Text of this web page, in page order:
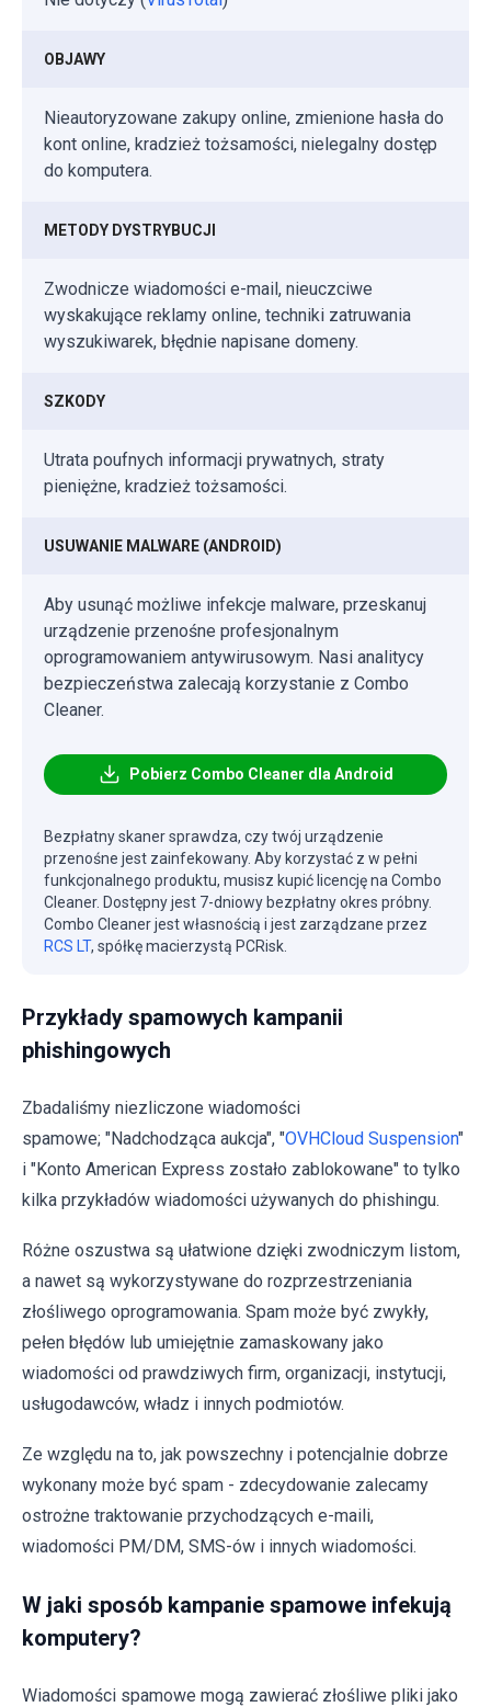
OBJAWY
Nieautoryzowane zakupy online, zmienione hasła do
kont online, kradzież tożsamości, nielegalny dostęp
do komputera.
METODY DYSTRYBUCJI
Zwodnicze wiadomości e-mail, nieuczciwe
wyskakujące reklamy online, techniki zatruwania
wyszukiwarek, błędnie napisane domeny.
SZKODY
Utrata poufnych informacji prywatnych, straty
pieniężne, kradzież tożsamości.
USUWANIE MALWARE (ANDROID)
Aby usunąć możliwe infekcje malware, przeskanuj
urządzenie przenośne profesjonalnym
oprogramowaniem antywirusowym. Nasi analitycy
bezpieczeństwa zalecają korzystanie z Combo
Cleaner.
Pobierz Combo Cleaner dla Android
Bezpłatny skaner sprawdza, czy twój urządzenie
przenośne jest zainfekowany. Aby korzystać z w pełni
funkcjonalnego produktu, musisz kupić licencję na Combo
Cleaner. Dostępny jest 7-dniowy bezpłatny okres próbny.
Combo Cleaner jest własnością i jest zarządzane przez
RCS LT, spółkę macierzystą PCRisk.
Przykłady spamowych kampanii
phishingowych
Zbadaliśmy niezliczone wiadomości
spamowe; "Nadchodząca aukcja", "OVHCloud Suspension"
i "Konto American Express zostało zablokowane" to tylko
kilka przykładów wiadomości używanych do phishingu.
Różne oszustwa są ułatwione dzięki zwodniczym listom,
a nawet są wykorzystywane do rozprzestrzeniania
złośliwego oprogramowania. Spam może być zwykły,
pełen błędów lub umiejętnie zamaskowany jako
wiadomości od prawdziwych firm, organizacji, instytucji,
usługodawców, władz i innych podmiotów.
Ze względu na to, jak powszechny i potencjalnie dobrze
wykonany może być spam - zdecydowanie zalecamy
ostrożne traktowanie przychodzących e-maili,
wiadomości PM/DM, SMS-ów i innych wiadomości.
W jaki sposób kampanie spamowe infekują
komputery?
Wiadomości spamowe mogą zawierać złośliwe pliki jako